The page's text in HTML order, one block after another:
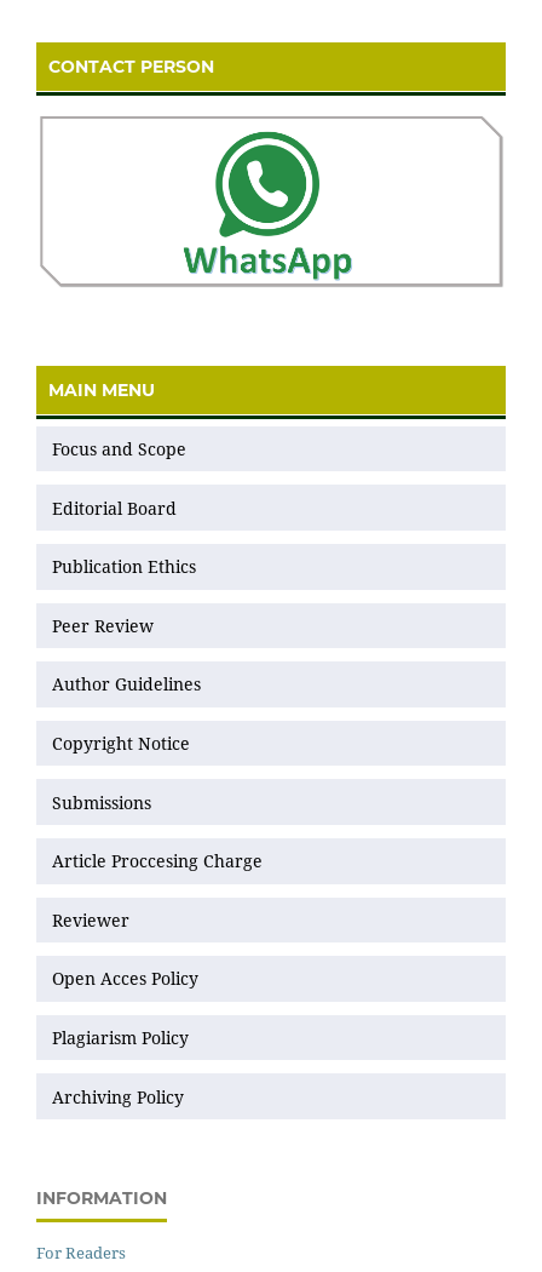
CONTACT PERSON
MAIN MENU
Focus and Scope
Editorial Board
Publication Ethics
Peer Review
Author Guidelines
Copyright Notice
Submissions
Article Proccesing Charge
Reviewer
Open Acces Policy
Plagiarism Policy
Archiving Policy
INFORMATION
For Readers